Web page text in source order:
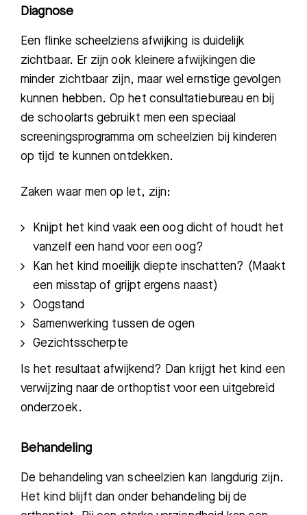
Diagnose
Een flinke scheelziens afwijking is duidelijk
zichtbaar. Er zijn ook kleinere afwijkingen die
minder zichtbaar zijn, maar wel ernstige gevolgen
kunnen hebben. Op het consultatiebureau en bij
de schoolarts gebruikt men een speciaal
screeningsprogramma om scheelzien bij kinderen
op tijd te kunnen ontdekken.
Zaken waar men op let, zijn:
Knijpt het kind vaak een oog dicht of houdt het
vanzelf een hand voor een oog?
Kan het kind moeilijk diepte inschatten? (Maakt
een misstap of grijpt ergens naast)
Oogstand
Samenwerking tussen de ogen
Gezichtsscherpte
Is het resultaat afwijkend? Dan krijgt het kind een
verwijzing naar de orthoptist voor een uitgebreid
onderzoek.
Behandeling
De behandeling van scheelzien kan langdurig zijn.
Het kind blijft dan onder behandeling bij de